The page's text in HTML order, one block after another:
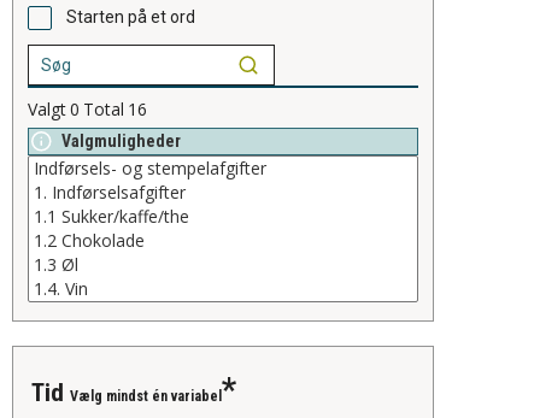
Starten på et ord
Valgt0 Total 16
Valgmuligheder
tid Vælg mindst én variabel